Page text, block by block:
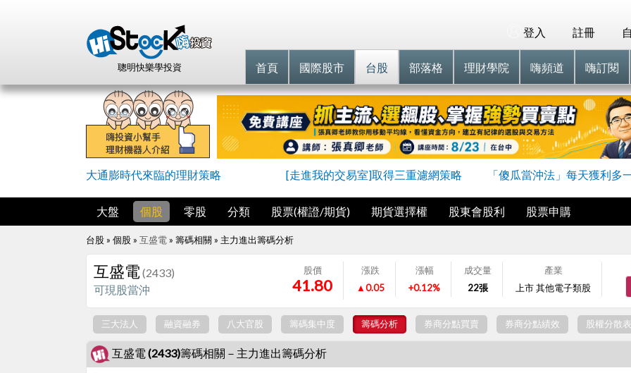
聰明快樂學投資
註冊
登入
首頁 國際股市 台股 部落格 理財學院 嗨頻道 嗨訂閱
大通膨時代來臨的理財策略 [走進我的交易室]取得三重濾網策略 「傻瓜當沖法」每天獲利多
大盤 個股 零股 分類 股票(權證/期貨) 期貨選擇權 股東會股利 股票申購
台股 » 個股 » 互盛電 » 籌碼相關 » 主力進出籌碼分析
互盛電(2433)
可現股當沖
股價
41.80
漲跌
▲0.05
漲幅
+0.12%
成交量
22張
產業
上市 其他電子類股
三大法人 融資融券 八大官股 籌碼集中度 籌碼分析 券商分點買賣 券商分點績效 股權分散表
互盛電 (2433)籌碼相關－主力進出籌碼分析